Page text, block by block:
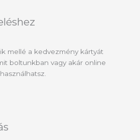
mellé a kedvezmény kártyát
boltunkban vagy akár online